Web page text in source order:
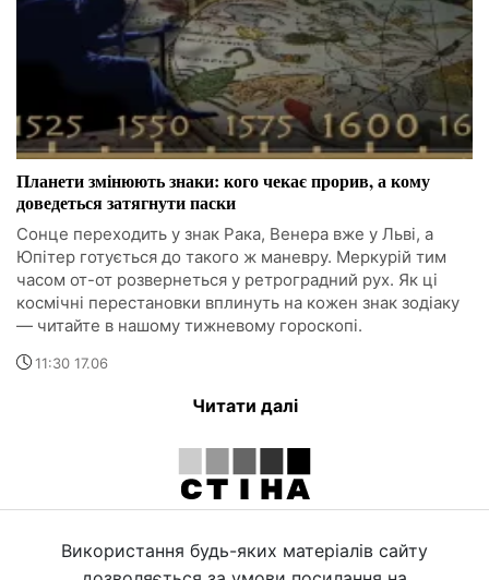
Планети змінюють знаки: кого чекає прорив, а кому
доведеться затягнути паски
Сонце переходить у знак Рака, Венера вже у Льві, а
Юпітер готується до такого ж маневру. Меркурій тим
часом от-от розвернеться у ретроградний рух. Як ці
космічні перестановки вплинуть на кожен знак зодіаку
— читайте в нашому тижневому гороскопі.
11:30 17.06
Читати далі
Використання будь-яких матеріалів сайту